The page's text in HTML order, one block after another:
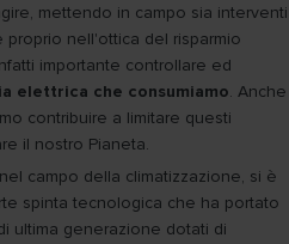
mettendo in campo sia interventi
nell'ottica del risparmio
importante controllare ed
elettrica che consumiamo. Anche
contribuire a limitare questi
il nostro Pianeta.
campo della climatizzazione, si è
spinta tecnologica che ha portato
ultima generazione dotati di